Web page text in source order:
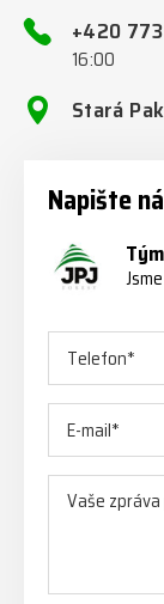
+420
16:00
Stará
Napište